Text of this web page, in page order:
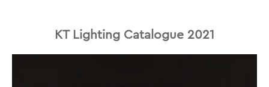
KT Lighting Catalogue 2021